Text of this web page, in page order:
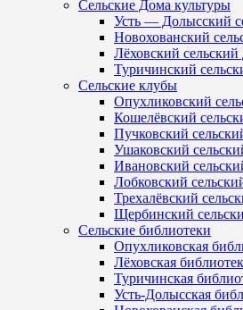
Сельские Дома культуры
Усть — Долысский
Новохованский
Лёховский
Туричинский
Сельские клубы
Опухликовский
Кошелёвский
Пучковский
Ушаковский
Ивановский
Лобковский
Трехалёвский
Щербинский
Сельские библиотеки
Опухликовская
Лёховская
Туричинская
Усть-Долысская